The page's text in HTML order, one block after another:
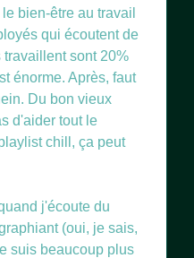
bien-être au travail
qui écoutent de
travaillent sont 20%
énorme. Après, faut
Du bon vieux
d'aider tout le
chill, ça peut
j'écoute du
(oui, je sais,
suis beaucoup plus